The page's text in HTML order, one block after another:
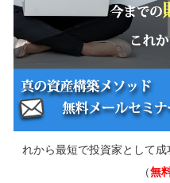
れから最短で投資家として
（無